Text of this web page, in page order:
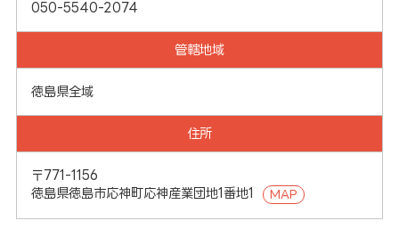
050-5540-2074
管轄地域
徳島県全域
住所
〒771-1156
徳島県徳島市応神町応神産業団地1番地1
MAP